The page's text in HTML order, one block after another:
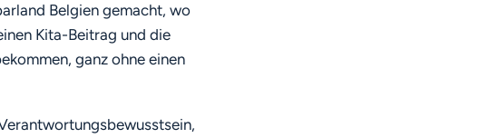
Belgien gemacht, wo
Kita-Beitrag und die
ganz ohne einen